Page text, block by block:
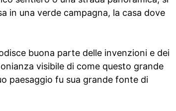
in una verde campagna, la casa dove
buona parte delle invenzioni e dei
visibile di come questo grande
paesaggio fu sua grande fonte di